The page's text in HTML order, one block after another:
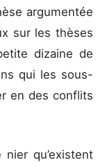
argumentée
sur les thèses
dizaine de
qui les sous-
en des conflits
qu’existent